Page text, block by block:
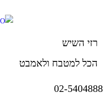
רזי השיש
הכל למטבח ולאמבט
02-5404888